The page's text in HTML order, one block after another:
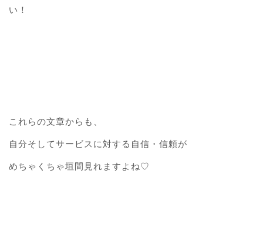
い！
これらの文章からも、
自分そしてサービスに対する自信・信頼が
めちゃくちゃ垣間見れますよね♡